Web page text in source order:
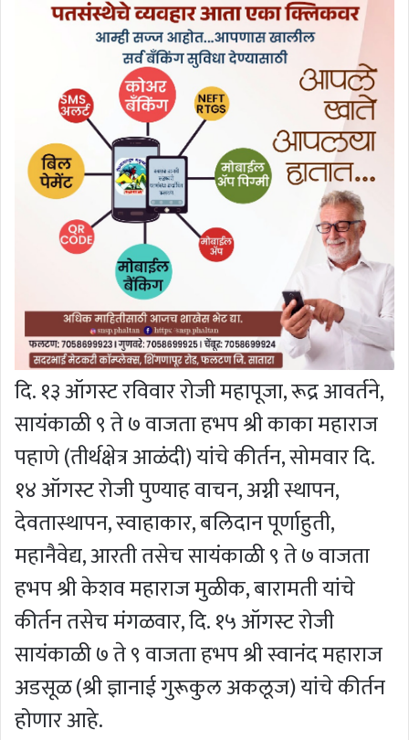
दि. १३ ऑगस्ट रविवार रोजी महापूजा, रूद्र आवर्तने,
सायंकाळी ९ ते ७ वाजता हभप श्री काका महाराज
पहाणे (तीर्थक्षेत्र आळंदी) यांचे कीर्तन, सोमवार दि.
१४ ऑगस्ट रोजी पुण्याह वाचन, अग्नी स्थापन,
देवतास्थापन, स्वाहाकार, बलिदान पूर्णाहुती,
महानैवेद्य, आरती तसेच सायंकाळी ९ ते ७ वाजता
हभप श्री केशव महाराज मुळीक, बारामती यांचे
कीर्तन तसेच मंगळवार, दि. १५ ऑगस्ट रोजी
सायंकाळी ७ ते ९ वाजता हभप श्री स्वानंद महाराज
अडसूळ (श्री ज्ञानाई गुरूकुल अकलूज) यांचे कीर्तन
होणार आहे.